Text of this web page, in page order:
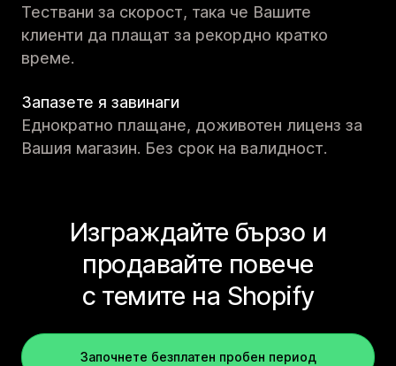
Тествани за скорост, така че Вашите
клиенти да плащат за рекордно кратко
време.
Запазете я завинаги
Еднократно плащане, доживотен лиценз за
Вашия магазин. Без срок на валидност.
Изграждайте бързо и
продавайте повече
с темите на Shopify
Започнете безплатен пробен период